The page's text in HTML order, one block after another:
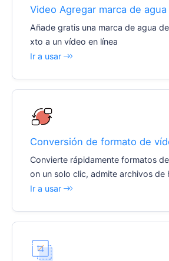
Video Agregar marca de agua
Añade gratis una marca de agua
xto a un vídeo en línea
Ir a usar
Conversión de formato de
Convierte rápidamente formatos
on un solo clic, admite archivos de
Ir a usar